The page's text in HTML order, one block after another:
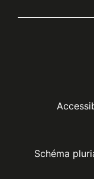
Pied
Schéma